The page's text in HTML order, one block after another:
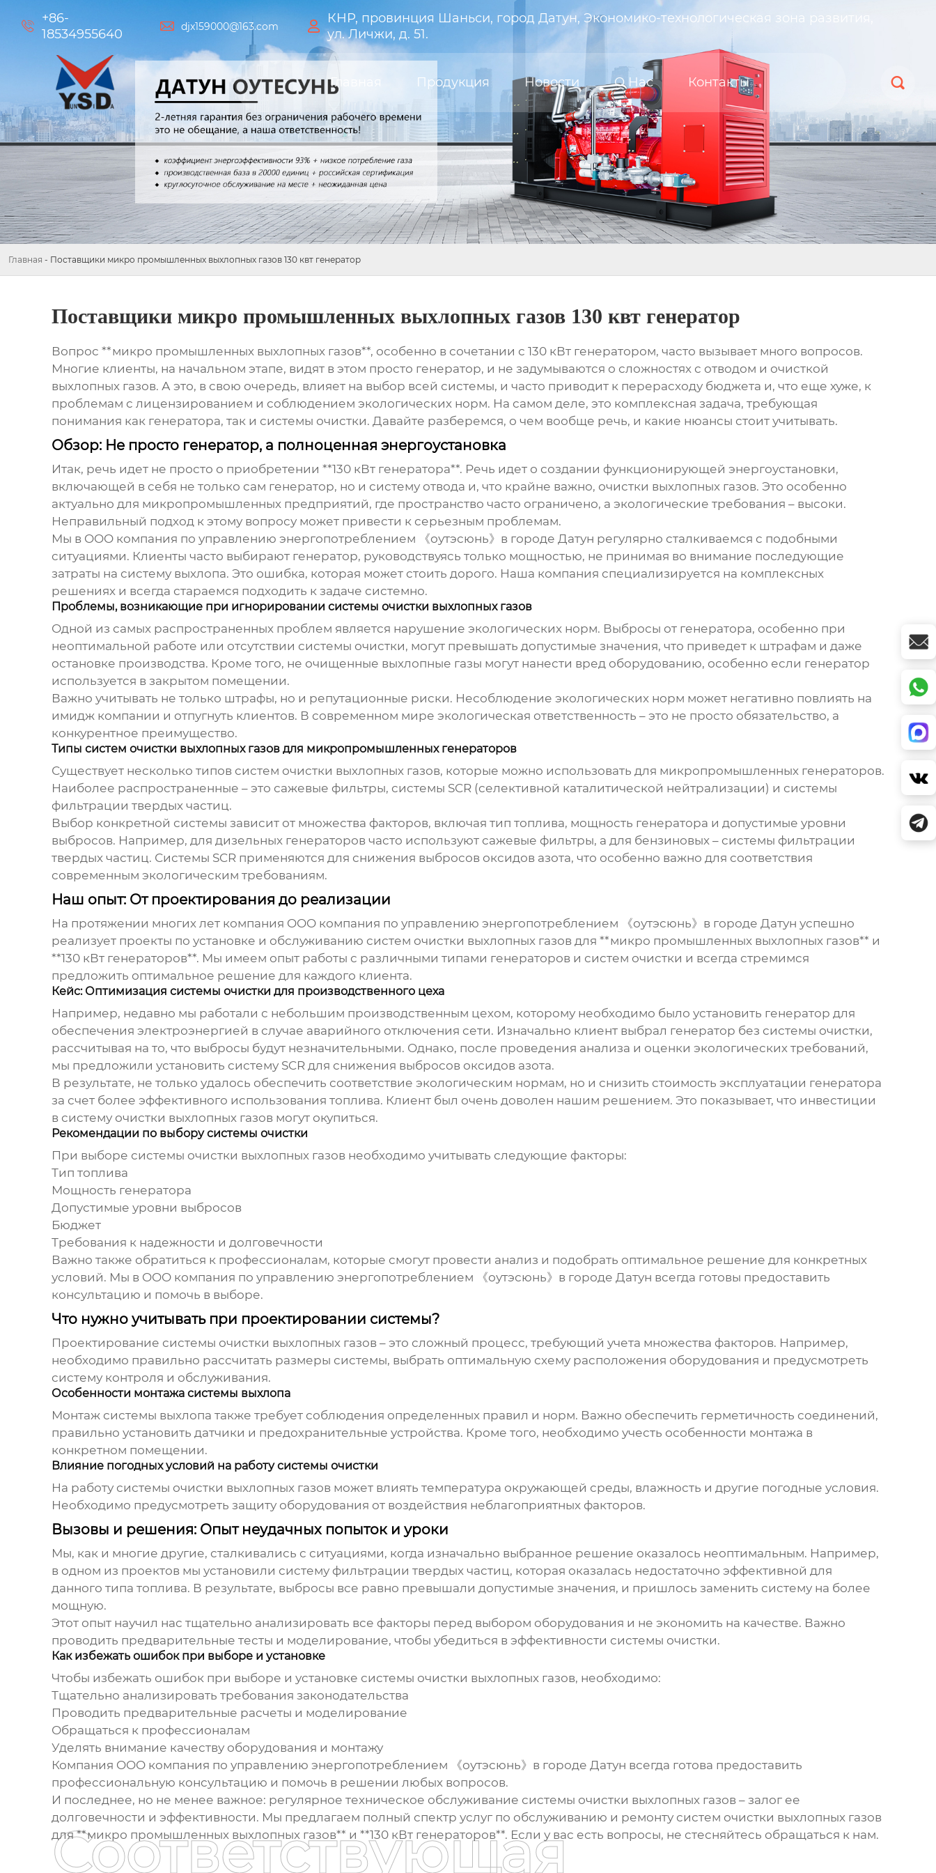

+86-
18534955640
 djx159000@163.com 
КНР, провинция Шаньси, город Датун, Экономико-технологическая зона развития,
ул. Личжи, д. 51.
Главная Продукция Новости О Нас Контакты 
Главная - Поставщики микро промышленных выхлопных газов 130 квт генератор
Поставщики микро промышленных выхлопных газов 130 квт генератор
Вопрос **микро промышленных выхлопных газов**, особенно в сочетании с 130 кВт генератором, часто вызывает много вопросов.
Многие клиенты, на начальном этапе, видят в этом просто генератор, и не задумываются о сложностях с отводом и очисткой
выхлопных газов. А это, в свою очередь, влияет на выбор всей системы, и часто приводит к перерасходу бюджета и, что еще хуже, к
проблемам с лицензированием и соблюдением экологических норм. На самом деле, это комплексная задача, требующая
понимания как генератора, так и системы очистки. Давайте разберемся, о чем вообще речь, и какие нюансы стоит учитывать.
Обзор: Не просто генератор, а полноценная энергоустановка
Итак, речь идет не просто о приобретении **130 кВт генератора**. Речь идет о создании функционирующей энергоустановки,
включающей в себя не только сам генератор, но и систему отвода и, что крайне важно, очистки выхлопных газов. Это особенно
актуально для микропромышленных предприятий, где пространство часто ограничено, а экологические требования – высоки.
Неправильный подход к этому вопросу может привести к серьезным проблемам.
Мы в OOO компания по управлению энергопотреблением 《оутэсюнь》в городе Датун регулярно сталкиваемся с подобными
ситуациями. Клиенты часто выбирают генератор, руководствуясь только мощностью, не принимая во внимание последующие
затраты на систему выхлопа. Это ошибка, которая может стоить дорого. Наша компания специализируется на комплексных
решениях и всегда стараемся подходить к задаче системно.
Проблемы, возникающие при игнорировании системы очистки выхлопных газов
Одной из самых распространенных проблем является нарушение экологических норм. Выбросы от генератора, особенно при
неоптимальной работе или отсутствии системы очистки, могут превышать допустимые значения, что приведет к штрафам и даже
остановке производства. Кроме того, не очищенные выхлопные газы могут нанести вред оборудованию, особенно если генератор
используется в закрытом помещении.
Важно учитывать не только штрафы, но и репутационные риски. Несоблюдение экологических норм может негативно повлиять на
имидж компании и отпугнуть клиентов. В современном мире экологическая ответственность – это не просто обязательство, а
конкурентное преимущество.
Типы систем очистки выхлопных газов для микропромышленных генераторов
Существует несколько типов систем очистки выхлопных газов, которые можно использовать для микропромышленных генераторов.
Наиболее распространенные – это сажевые фильтры, системы SCR (селективной каталитической нейтрализации) и системы
фильтрации твердых частиц.
Выбор конкретной системы зависит от множества факторов, включая тип топлива, мощность генератора и допустимые уровни
выбросов. Например, для дизельных генераторов часто используют сажевые фильтры, а для бензиновых – системы фильтрации
твердых частиц. Системы SCR применяются для снижения выбросов оксидов азота, что особенно важно для соответствия
современным экологическим требованиям.
Наш опыт: От проектирования до реализации
На протяжении многих лет компания OOO компания по управлению энергопотреблением 《оутэсюнь》в городе Датун успешно
реализует проекты по установке и обслуживанию систем очистки выхлопных газов для **микро промышленных выхлопных газов** и
**130 кВт генераторов**. Мы имеем опыт работы с различными типами генераторов и систем очистки и всегда стремимся
предложить оптимальное решение для каждого клиента.
Кейс: Оптимизация системы очистки для производственного цеха
Например, недавно мы работали с небольшим производственным цехом, которому необходимо было установить генератор для
обеспечения электроэнергией в случае аварийного отключения сети. Изначально клиент выбрал генератор без системы очистки,
рассчитывая на то, что выбросы будут незначительными. Однако, после проведения анализа и оценки экологических требований,
мы предложили установить систему SCR для снижения выбросов оксидов азота.
В результате, не только удалось обеспечить соответствие экологическим нормам, но и снизить стоимость эксплуатации генератора
за счет более эффективного использования топлива. Клиент был очень доволен нашим решением. Это показывает, что инвестиции
в систему очистки выхлопных газов могут окупиться.
Рекомендации по выбору системы очистки
При выборе системы очистки выхлопных газов необходимо учитывать следующие факторы:
Тип топлива
Мощность генератора
Допустимые уровни выбросов
Бюджет
Требования к надежности и долговечности
Важно также обратиться к профессионалам, которые смогут провести анализ и подобрать оптимальное решение для конкретных
условий. Мы в OOO компания по управлению энергопотреблением 《оутэсюнь》в городе Датун всегда готовы предоставить
консультацию и помочь в выборе.
Что нужно учитывать при проектировании системы?
Проектирование системы очистки выхлопных газов – это сложный процесс, требующий учета множества факторов. Например,
необходимо правильно рассчитать размеры системы, выбрать оптимальную схему расположения оборудования и предусмотреть
систему контроля и обслуживания.
Особенности монтажа системы выхлопа
Монтаж системы выхлопа также требует соблюдения определенных правил и норм. Важно обеспечить герметичность соединений,
правильно установить датчики и предохранительные устройства. Кроме того, необходимо учесть особенности монтажа в
конкретном помещении.
Влияние погодных условий на работу системы очистки
На работу системы очистки выхлопных газов может влиять температура окружающей среды, влажность и другие погодные условия.
Необходимо предусмотреть защиту оборудования от воздействия неблагоприятных факторов.
Вызовы и решения: Опыт неудачных попыток и уроки
Мы, как и многие другие, сталкивались с ситуациями, когда изначально выбранное решение оказалось неоптимальным. Например,
в одном из проектов мы установили систему фильтрации твердых частиц, которая оказалась недостаточно эффективной для
данного типа топлива. В результате, выбросы все равно превышали допустимые значения, и пришлось заменить систему на более
мощную.
Этот опыт научил нас тщательно анализировать все факторы перед выбором оборудования и не экономить на качестве. Важно
проводить предварительные тесты и моделирование, чтобы убедиться в эффективности системы очистки.
Как избежать ошибок при выборе и установке
Чтобы избежать ошибок при выборе и установке системы очистки выхлопных газов, необходимо:
Тщательно анализировать требования законодательства
Проводить предварительные расчеты и моделирование
Обращаться к профессионалам
Уделять внимание качеству оборудования и монтажу
Компания OOO компания по управлению энергопотреблением 《оутэсюнь》в городе Датун всегда готова предоставить
профессиональную консультацию и помочь в решении любых вопросов.
И последнее, но не менее важное: регулярное техническое обслуживание системы очистки выхлопных газов – залог ее
долговечности и эффективности. Мы предлагаем полный спектр услуг по обслуживанию и ремонту систем очистки выхлопных газов
для **микро промышленных выхлопных газов** и **130 кВт генераторов**. Если у вас есть вопросы, не стесняйтесь обращаться к нам.
Соответствующая